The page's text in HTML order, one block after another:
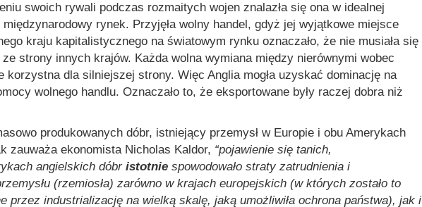
swoich rywali podczas rozmaitych wojen znalazła się ona w idealnej
rynek. Przyjęła wolny handel, gdyż jej wyjątkowe miejsce
kraju kapitalistycznego na światowym rynku oznaczało, że nie musiała się
strony innych krajów. Każda wolna wymiana między nierównymi wobec
korzystna dla silniejszej strony. Więc Anglia mogła uzyskać dominację na
wolnego handlu. Oznaczało to, że eksportowane były raczej dobra niż
produkowanych dóbr, istniejący przemysł w Europie i obu Amerykach
zauważa ekonomista Nicholas Kaldor, “pojawienie się tanich,
angielskich dóbr istotnie spowodowało straty zatrudnienia i
(rzemiosła) zarówno w krajach europejskich (w których zostało to
przez industrializację na wielką skalę, jaką umożliwiła ochrona państwa), jak i